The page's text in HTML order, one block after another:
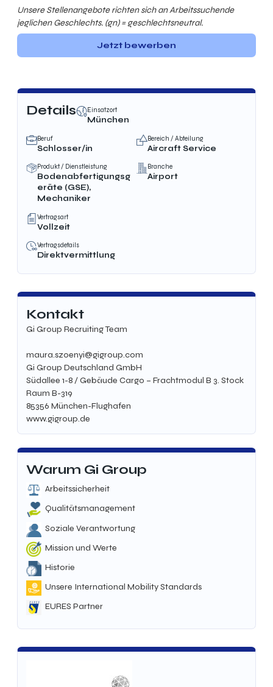
Unsere Stellenangebote richten sich an Arbeitssuchende
jeglichen Geschlechts. (gn) = geschlechtsneutral.
Jetzt bewerben
Details Einsatzort
München
Beruf
Schlosser/in
Bereich / Abteilung
Aircraft Service
Produkt / Dienstleistung
Bodenabfertigungsg
eräte (GSE),
Mechaniker
Branche
Airport
Vertragsart
Vollzeit
Vertragsdetails
Direktvermittlung
Kontakt
Gi Group Recruiting Team
maura.szoenyi@gigroup.com
Gi Group Deutschland GmbH
Südallee 1-8 / Gebäude Cargo – Frachtmodul B 3. Stock
Raum B-319
85356 München-Flughafen
www.gigroup.de
Warum Gi Group
Arbeitssicherheit
Qualitätsmanagement
Soziale Verantwortung
Mission und Werte
Historie
Unsere International Mobility Standards
EURES Partner